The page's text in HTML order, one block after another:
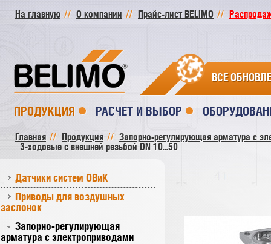
На главную О компании Прайс-лист BELIMO
ВСЕ
ПРОДУКЦИЯ РАСЧЕТ И ВЫБОР
Главная Продукция
Запорно-регулирующая арматура с
3-ходовые с внешней резьбой DN 10...50
Датчики систем ОВиК
Приводы для воздушных
заслонок
Запорно-регулирующая
арматура с электроприводами